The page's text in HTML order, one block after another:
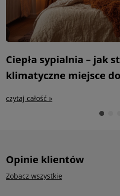
Ciepła sypialnia – jak
klimatyczne miejsce
czytaj całość »
Opinie klientów
Zobacz wszystkie